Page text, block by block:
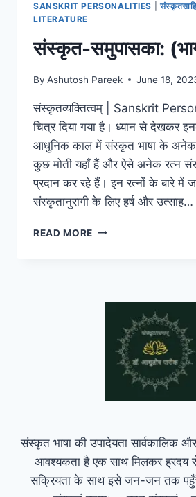
SANSKRIT PERSONALITIES
LITERATURE
संस्कृत-समुपासका:
By Ashutosh Pareek June 18,
संस्कृतव्यक्तित्वम् | Sanskrit
चित्र दिया गया है। ध्यान से देखकर
आधुनिक काल में संस्कृत भाषा के
कुछ मोती यहाँ हैं और ऐसे अनेक रत्न
प्रदान कर रहे हैं। इन रत्नों के बारे में
संस्कृतानुरागी के लिए हर्ष और उत्साह…
READ MORE संस्कृत-
संस्कृत भाषा की उपादेयता सार्वकालिक
आवश्यकता है एक साथ मिलकर ह्रदय
सक्रियता के साथ इसे जन-जन तक